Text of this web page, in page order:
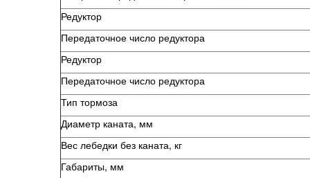
Редуктор
Передаточное число редуктора
Редуктор
Передаточное число редуктора
Тип тормоза
Диаметр каната, мм
Вес лебедки без каната, кг
Габариты, мм